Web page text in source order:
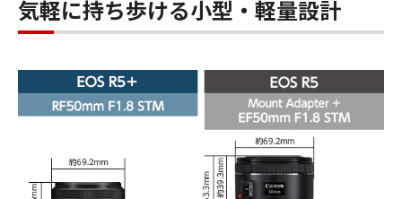
気軽に持ち歩ける小型・軽量設計